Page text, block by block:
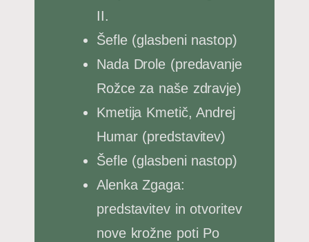
II.
Šefle (glasbeni nastop)
Nada Drole (predavanje
Rožce za naše zdravje)
Kmetija Kmetič, Andrej
Humar (predstavitev)
Šefle (glasbeni nastop)
Alenka Zgaga:
predstavitev in otvoritev
nove krožne poti Po